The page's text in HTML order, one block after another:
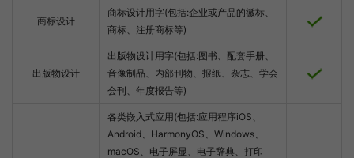
商标设计
商标设计用字(包括:企业或产品的徽标、
商标、注册商标等)
出版物设计
出版物设计用字(包括:图书、配套手册、
音像制品、内部刊物、报纸、杂志、学会
会刊、年度报告等)
各类嵌入式应用(包括:应用程序iOS、
Android、HarmonyOS、Windows、
macOS、电子屏显、电子辞典、打印